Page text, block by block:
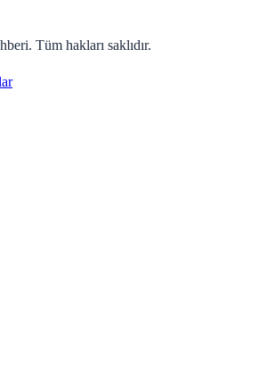
Tüm hakları saklıdır.